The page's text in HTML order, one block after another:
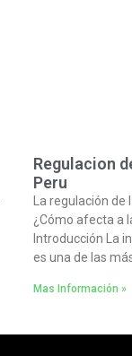
Regulacion
Peru
La regulación
¿Cómo afecta a
Introducción La
es una de las
Mas Información »